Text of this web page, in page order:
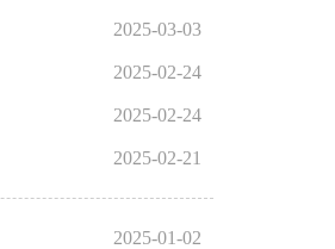
2025-03-03
2025-02-24
2025-02-24
2025-02-21
2025-01-02